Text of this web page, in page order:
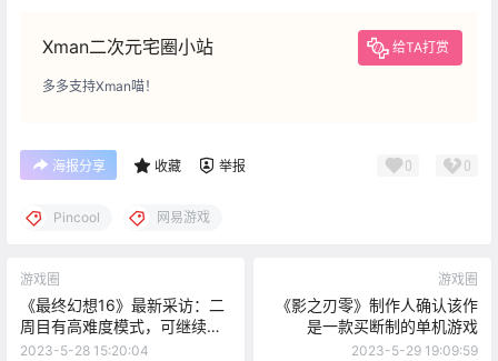
Xman二次元宅圈小站 给TA打赏
多多支持Xman喵！
海报分享 收藏 举报 0 0
Pincool 网易游戏
游戏圈
《最终幻想16》最新采访：二
周目有高难度模式，可继续升
级武器装备
2023-5-28 15:20:04
游戏圈
《影之刃零》制作人确认该作
是一款买断制的单机游戏
2023-5-29 19:09:59